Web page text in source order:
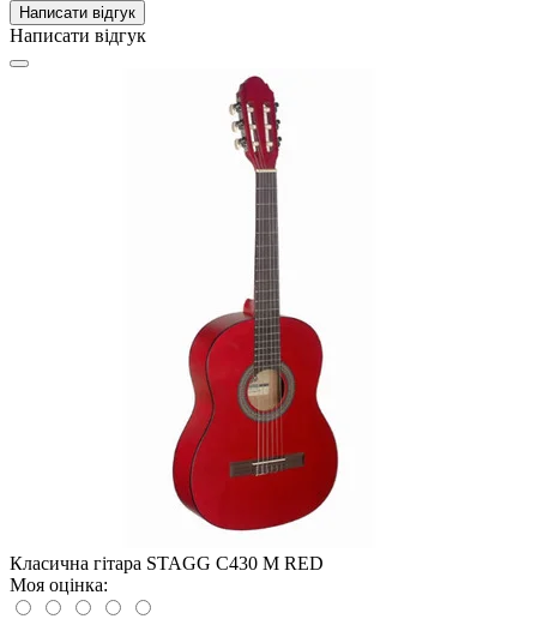
Написати відгук
Написати відгук
Класична гітара STAGG C430 M RED
Моя оцінка: